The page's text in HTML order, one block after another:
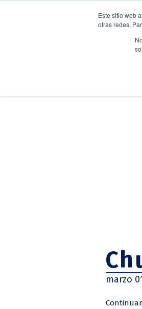
Este sitio web
otras redes.
SOBRE NÓS
marzo